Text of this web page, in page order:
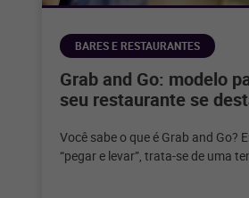
BARES E RESTAURANTES
Grab and Go: modelo
seu restaurante se
Você sabe o que é Grab and Go?
“pegar e levar”, trata-se de uma